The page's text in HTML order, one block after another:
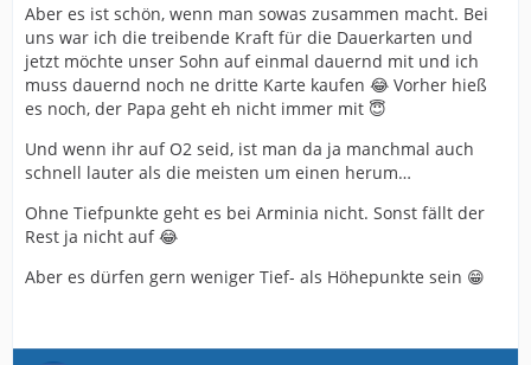
Aber es ist schön, wenn man sowas zusammen macht. Bei
uns war ich die treibende Kraft für die Dauerkarten und
jetzt möchte unser Sohn auf einmal dauernd mit und ich
muss dauernd noch ne dritte Karte kaufen 😂 Vorher hieß
es noch, der Papa geht eh nicht immer mit 😇
Und wenn ihr auf O2 seid, ist man da ja manchmal auch
schnell lauter als die meisten um einen herum…
Ohne Tiefpunkte geht es bei Arminia nicht. Sonst fällt der
Rest ja nicht auf 😂
Aber es dürfen gern weniger Tief- als Höhepunkte sein 😁